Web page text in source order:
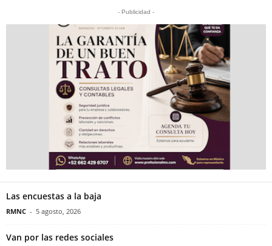
- Publicidad -
Las encuestas a la baja
RMNC - 5 agosto, 2026
Van por las redes sociales